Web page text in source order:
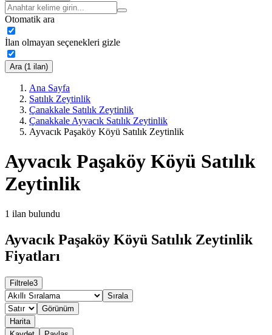
Otomatik ara
İlan olmayan seçenekleri gizle
Ara (1 ilan)
Ana Sayfa
Satılık Zeytinlik
Çanakkale Satılık Zeytinlik
Çanakkale Ayvacık Satılık Zeytinlik
Ayvacık Paşaköy Köyü Satılık Zeytinlik
Ayvacık Paşaköy Köyü Satılık
Zeytinlik
1 ilan bulundu
Ayvacık Paşaköy Köyü Satılık Zeytinlik
Fiyatları
Filtrele3
Sırala
Görünüm
Harita